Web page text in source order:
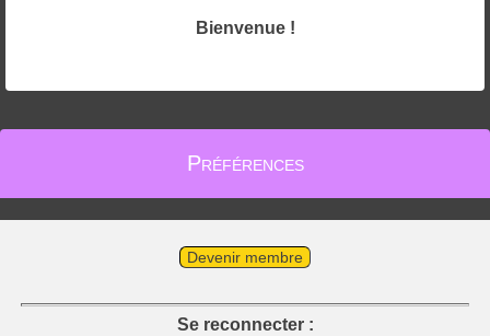
Bienvenue !
Préférences
Devenir membre
Se reconnecter :